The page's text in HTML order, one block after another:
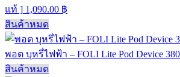
แท้ ] 1,090.00 ฿
สินค้าหมด
พอต บุหรี่ไฟฟ้า – FOLI Lite Pod Device
สินค้าหมด